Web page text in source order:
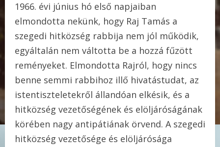
1966. évi június hó első napjaiban
elmondotta nekünk, hogy Raj Tamás a
szegedi hitközség rabbija nem jól működik,
egyáltalán nem váltotta be a hozzá fűzött
reményeket. Elmondotta Rajról, hogy nincs
benne semmi rabbihoz illő hivatástudat, az
istentiszteletekről állandóan elkésik, és a
hitközség vezetőségének és elöljáróságának
körében nagy antipátiának örvend. A szegedi
hitközség vezetősége és elöljárósága